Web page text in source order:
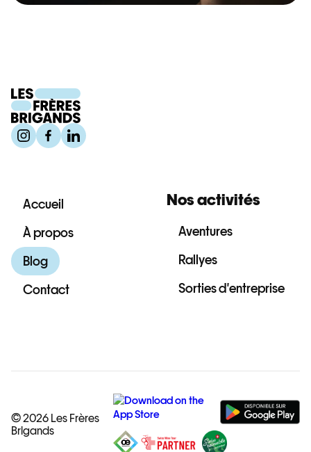
Accueil
À propos
Blog
Contact
Nos activités
Aventures
Rallyes
Sorties d'entreprise
© 2026 Les Frères
Brigands